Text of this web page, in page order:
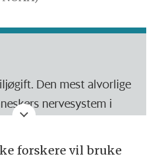
Den mest alvorlige
nervesystem i
utviklingshemming.
forskere vil bruke